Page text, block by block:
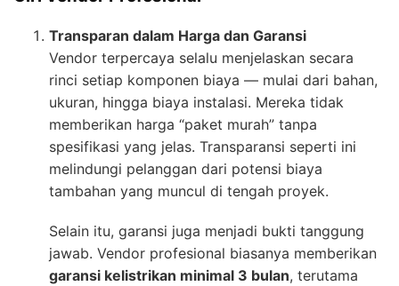
Transparan dalam Harga dan Garansi
Vendor terpercaya selalu menjelaskan secara
rinci setiap komponen biaya — mulai dari bahan,
ukuran, hingga biaya instalasi. Mereka tidak
memberikan harga “paket murah” tanpa
spesifikasi yang jelas. Transparansi seperti ini
melindungi pelanggan dari potensi biaya
tambahan yang muncul di tengah proyek.
Selain itu, garansi juga menjadi bukti tanggung
jawab. Vendor profesional biasanya memberikan
garansi kelistrikan minimal 3 bulan, terutama